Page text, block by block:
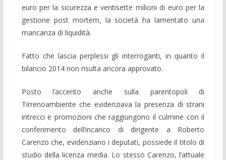
euro per la sicurezza e ventisette milioni di euro per la
gestione post mortem, la società ha lamentato una
mancanza di liquidità.
Fatto che lascia perplessi gli interroganti, in quanto il
bilancio 2014 non risulta ancora approvato.
Posto l’accento anche sulla parentopoli di
Tirrenoambiente che evidenziava la presenza di strani
intrecci e promozioni che raggiungono il culmine con il
conferimento dell’incarico di dirigente a Roberto
Carenzo che, evidenziano i deputati, possiede il titolo di
studio della licenza media. Lo stesso Carenzo, l’attuale